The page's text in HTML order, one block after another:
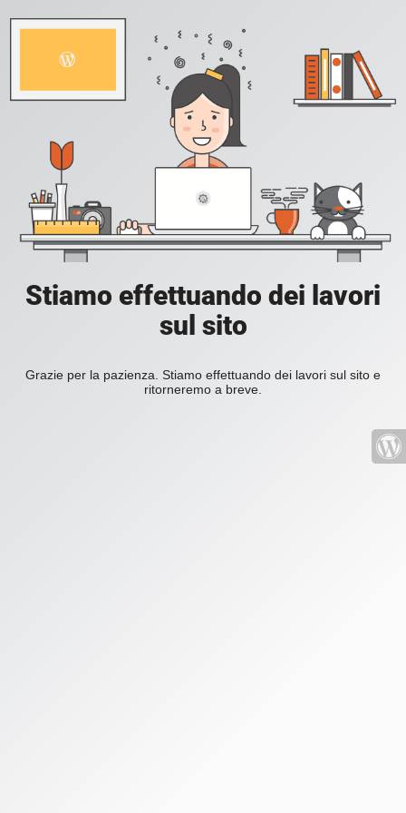
Stiamo effettuando dei lavori
sul sito
Grazie per la pazienza. Stiamo effettuando dei lavori sul sito e
ritorneremo a breve.